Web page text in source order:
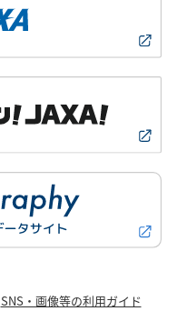
SNS・画像等の利用ガイド